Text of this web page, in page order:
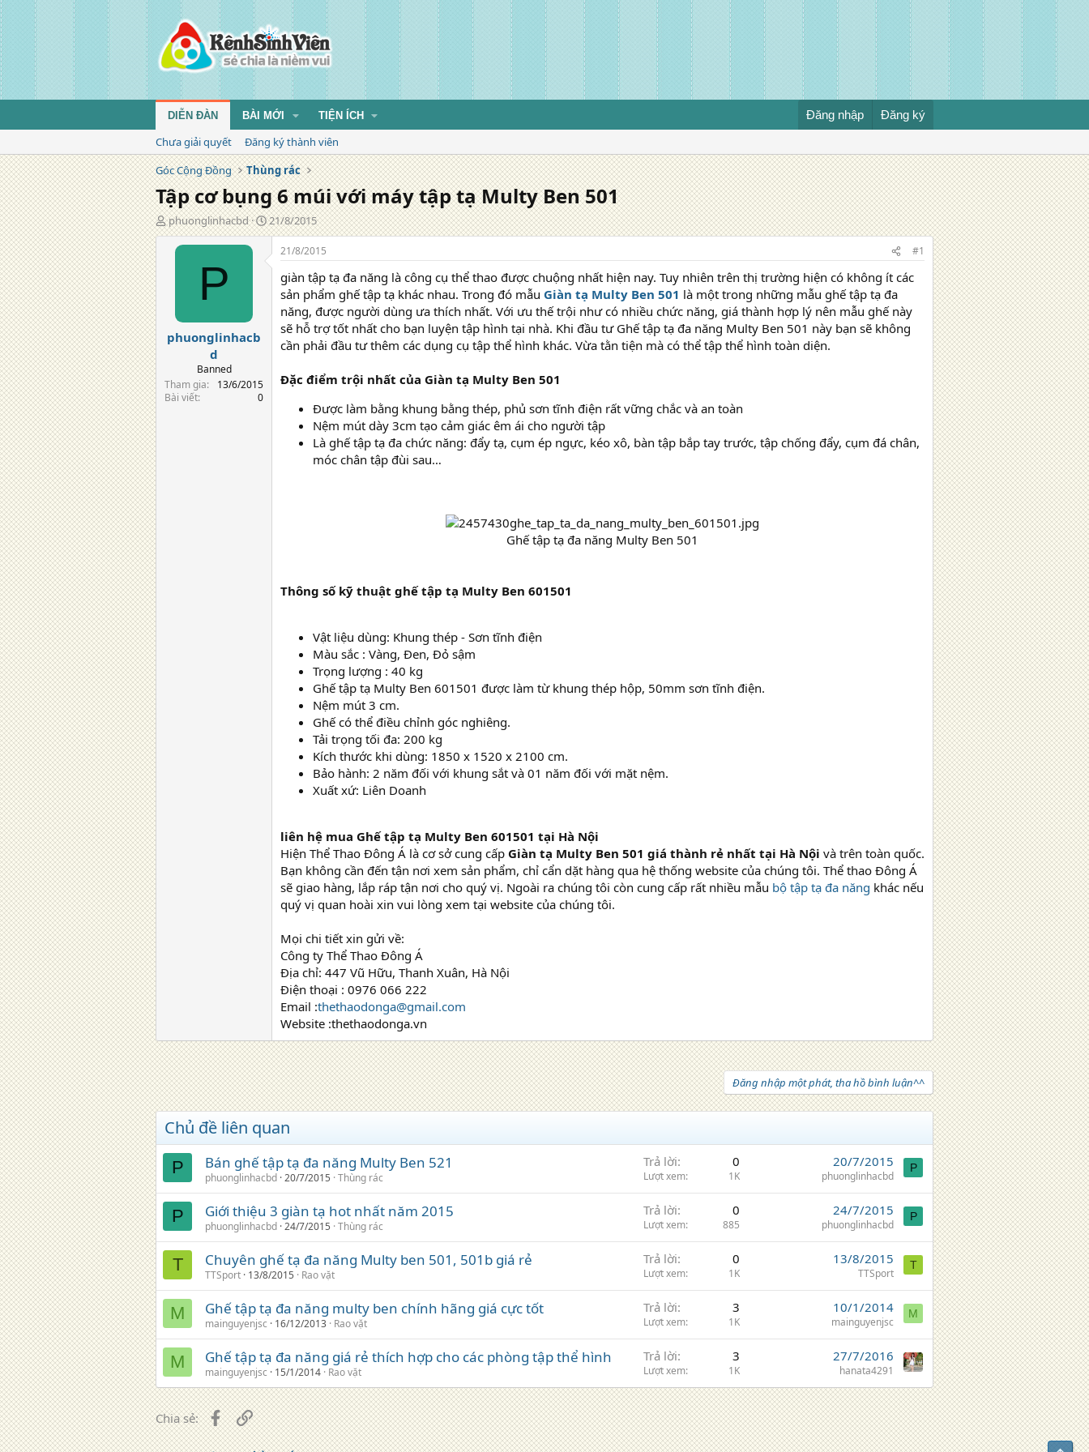
DIỄN ĐÀN BÀI MỚI TIỆN ÍCH Đăng nhập Đăng ký
Chưa giải quyết
Đăng ký thành viên
Góc Cộng Đồng
Thùng rác
Tập cơ bụng 6 múi với máy tập tạ Multy Ben 501
T
á
phuonglinhacbd
N
g
y
21/8/2015
P
phuonglinhacb
d
Banned
Tham gia
13/6/2015
Bài viết
0
21/8/2015 #1
giàn tập tạ đa năng là công cụ thể thao được chuộng nhất hiện nay. Tuy nhiên trên thị trường hiện có không ít các
sản phẩm ghế tập tạ khác nhau. Trong đó mẫu Giàn tạ Multy Ben 501 là một trong những mẫu ghế tập tạ đa
năng, được người dùng ưa thích nhất. Với ưu thế trội như có nhiều chức năng, giá thành hợp lý nên mẫu ghế này
sẽ hỗ trợ tốt nhất cho bạn luyện tập hình tại nhà. Khi đầu tư Ghế tập tạ đa năng Multy Ben 501 này bạn sẽ không
cần phải đầu tư thêm các dụng cụ tập thể hình khác. Vừa tằn tiện mà có thể tập thể hình toàn diện.
Đặc điểm trội nhất của Giàn tạ Multy Ben 501
Được làm bằng khung bằng thép, phủ sơn tĩnh điện rất vững chắc và an toàn
Nệm mút dày 3cm tạo cảm giác êm ái cho người tập
Là ghế tập tạ đa chức năng: đẩy tạ, cụm ép ngực, kéo xô, bàn tập bắp tay trước, tập chống đẩy, cụm đá chân,
móc chân tập đùi sau…
Ghế tập tạ đa năng Multy Ben 501​
Thông số kỹ thuật ghế tập tạ Multy Ben 601501
Vật liệu dùng: Khung thép - Sơn tĩnh điện
Màu sắc : Vàng, Đen, Đỏ sậm
Trọng lượng : 40 kg
Ghế tập tạ Multy Ben 601501 được làm từ khung thép hộp, 50mm sơn tĩnh điện.
Nệm mút 3 cm.
Ghế có thể điều chỉnh góc nghiêng.
Tải trọng tối đa: 200 kg
Kích thước khi dùng: 1850 x 1520 x 2100 cm.
Bảo hành: 2 năm đối với khung sắt và 01 năm đối với mặt nệm.
Xuất xứ: Liên Doanh
liên hệ mua Ghế tập tạ Multy Ben 601501 tại Hà Nội
Hiện Thể Thao Đông Á là cơ sở cung cấp Giàn tạ Multy Ben 501 giá thành rẻ nhất tại Hà Nội và trên toàn quốc.
Bạn không cần đến tận nơi xem sản phẩm, chỉ cẩn dặt hàng qua hệ thống website của chúng tôi. Thể thao Đông Á
sẽ giao hàng, lắp ráp tận nơi cho quý vị. Ngoài ra chúng tôi còn cung cấp rất nhiều mẫu bộ tập tạ đa năng khác nếu
quý vị quan hoài xin vui lòng xem tại website của chúng tôi.
Mọi chi tiết xin gửi về:
Công ty Thể Thao Đông Á
Địa chỉ: 447 Vũ Hữu, Thanh Xuân, Hà Nội
Điện thoại : 0976 066 222
Email :thethaodonga@gmail.com
Website :thethaodonga.vn
Đăng nhập một phát, tha hồ bình luận^^
Chủ đề liên quan
P Bán ghế tập tạ đa năng Multy Ben 521
phuonglinhacbd 20/7/2015 Thùng rác
Trả lời 0
Lượt xem 1K
20/7/2015
phuonglinhacbd
P
P Giới thiệu 3 giàn tạ hot nhất năm 2015
phuonglinhacbd 24/7/2015 Thùng rác
Trả lời 0
Lượt xem 885
24/7/2015
phuonglinhacbd
P
T Chuyên ghế tạ đa năng Multy ben 501, 501b giá rẻ
TTSport 13/8/2015 Rao vặt
Trả lời 0
Lượt xem 1K
13/8/2015
TTSport
T
M Ghế tập tạ đa năng multy ben chính hãng giá cực tốt
mainguyenjsc 16/12/2013 Rao vặt
Trả lời 3
Lượt xem 1K
10/1/2014
mainguyenjsc
M
M Ghế tập tạ đa năng giá rẻ thích hợp cho các phòng tập thể hình
mainguyenjsc 15/1/2014 Rao vặt
Trả lời 3
Lượt xem 1K
27/7/2016
hanata4291
Chia sẻ: Facebook
Liên kết